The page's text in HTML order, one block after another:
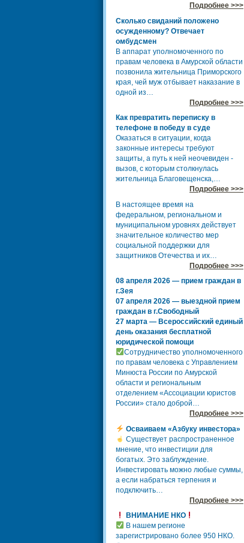
Подробнее >>>
Сколько свиданий положено
осужденному? Отвечает
омбудсмен
В аппарат уполномоченного по
правам человека в Амурской области
позвонила жительница Приморского
края, чей муж отбывает наказание в
одной из…
Подробнее >>>
Как превратить переписку в
телефоне в победу в суде
Оказаться в ситуации, когда
законные интересы требуют
защиты, а путь к ней неочевиден -
вызов, с которым столкнулась
жительница Благовещенска,…
Подробнее >>>
В настоящее время на
федеральном, региональном и
муниципальном уровнях действует
значительное количество мер
социальной поддержки для
защитников Отечества и их…
Подробнее >>>
08 апреля 2026 — прием граждан в
г.Зея
07 апреля 2026 — выездной прием
граждан в г.Свободный
27 марта — Всероссийский единый
день оказания бесплатной
юридической помощи
Сотрудничество уполномоченного
по правам человека с Управлением
Минюста России по Амурской
области и региональным
отделением «Ассоциации юристов
России» стало доброй…
Подробнее >>>
Осваиваем «Азбуку инвестора»
Существует распространенное
мнение, что инвестиции для
богатых. Это заблуждение.
Инвестировать можно любые суммы,
а если набраться терпения и
подключить…
Подробнее >>>
ВНИМАНИЕ НКО
В нашем регионе
зарегистрировано более 950 НКО.